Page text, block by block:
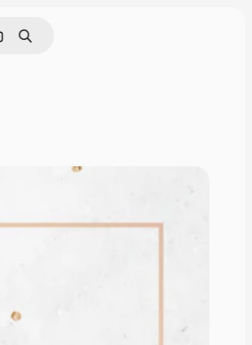
像で検索
検索